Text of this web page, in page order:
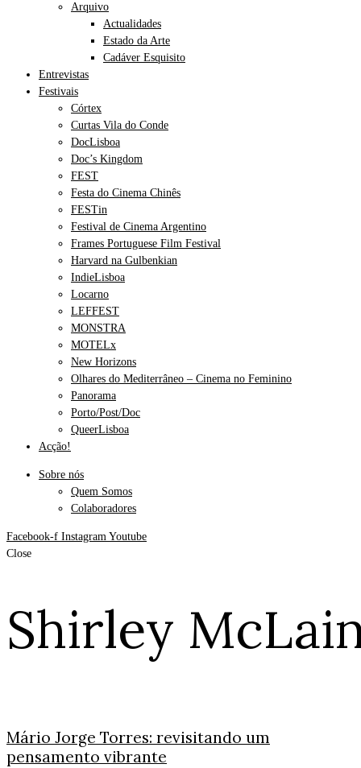
Arquivo
Actualidades
Estado da Arte
Cadáver Esquisito
Entrevistas
Festivais
Córtex
Curtas Vila do Conde
DocLisboa
Doc’s Kingdom
FEST
Festa do Cinema Chinês
FESTin
Festival de Cinema Argentino
Frames Portuguese Film Festival
Harvard na Gulbenkian
IndieLisboa
Locarno
LEFFEST
MONSTRA
MOTELx
New Horizons
Olhares do Mediterrâneo – Cinema no Feminino
Panorama
Porto/Post/Doc
QueerLisboa
Acção!
Sobre nós
Quem Somos
Colaboradores
Facebook-f Instagram Youtube
Close
Shirley
Mário Jorge Torres: revisitando um
pensamento vibrante